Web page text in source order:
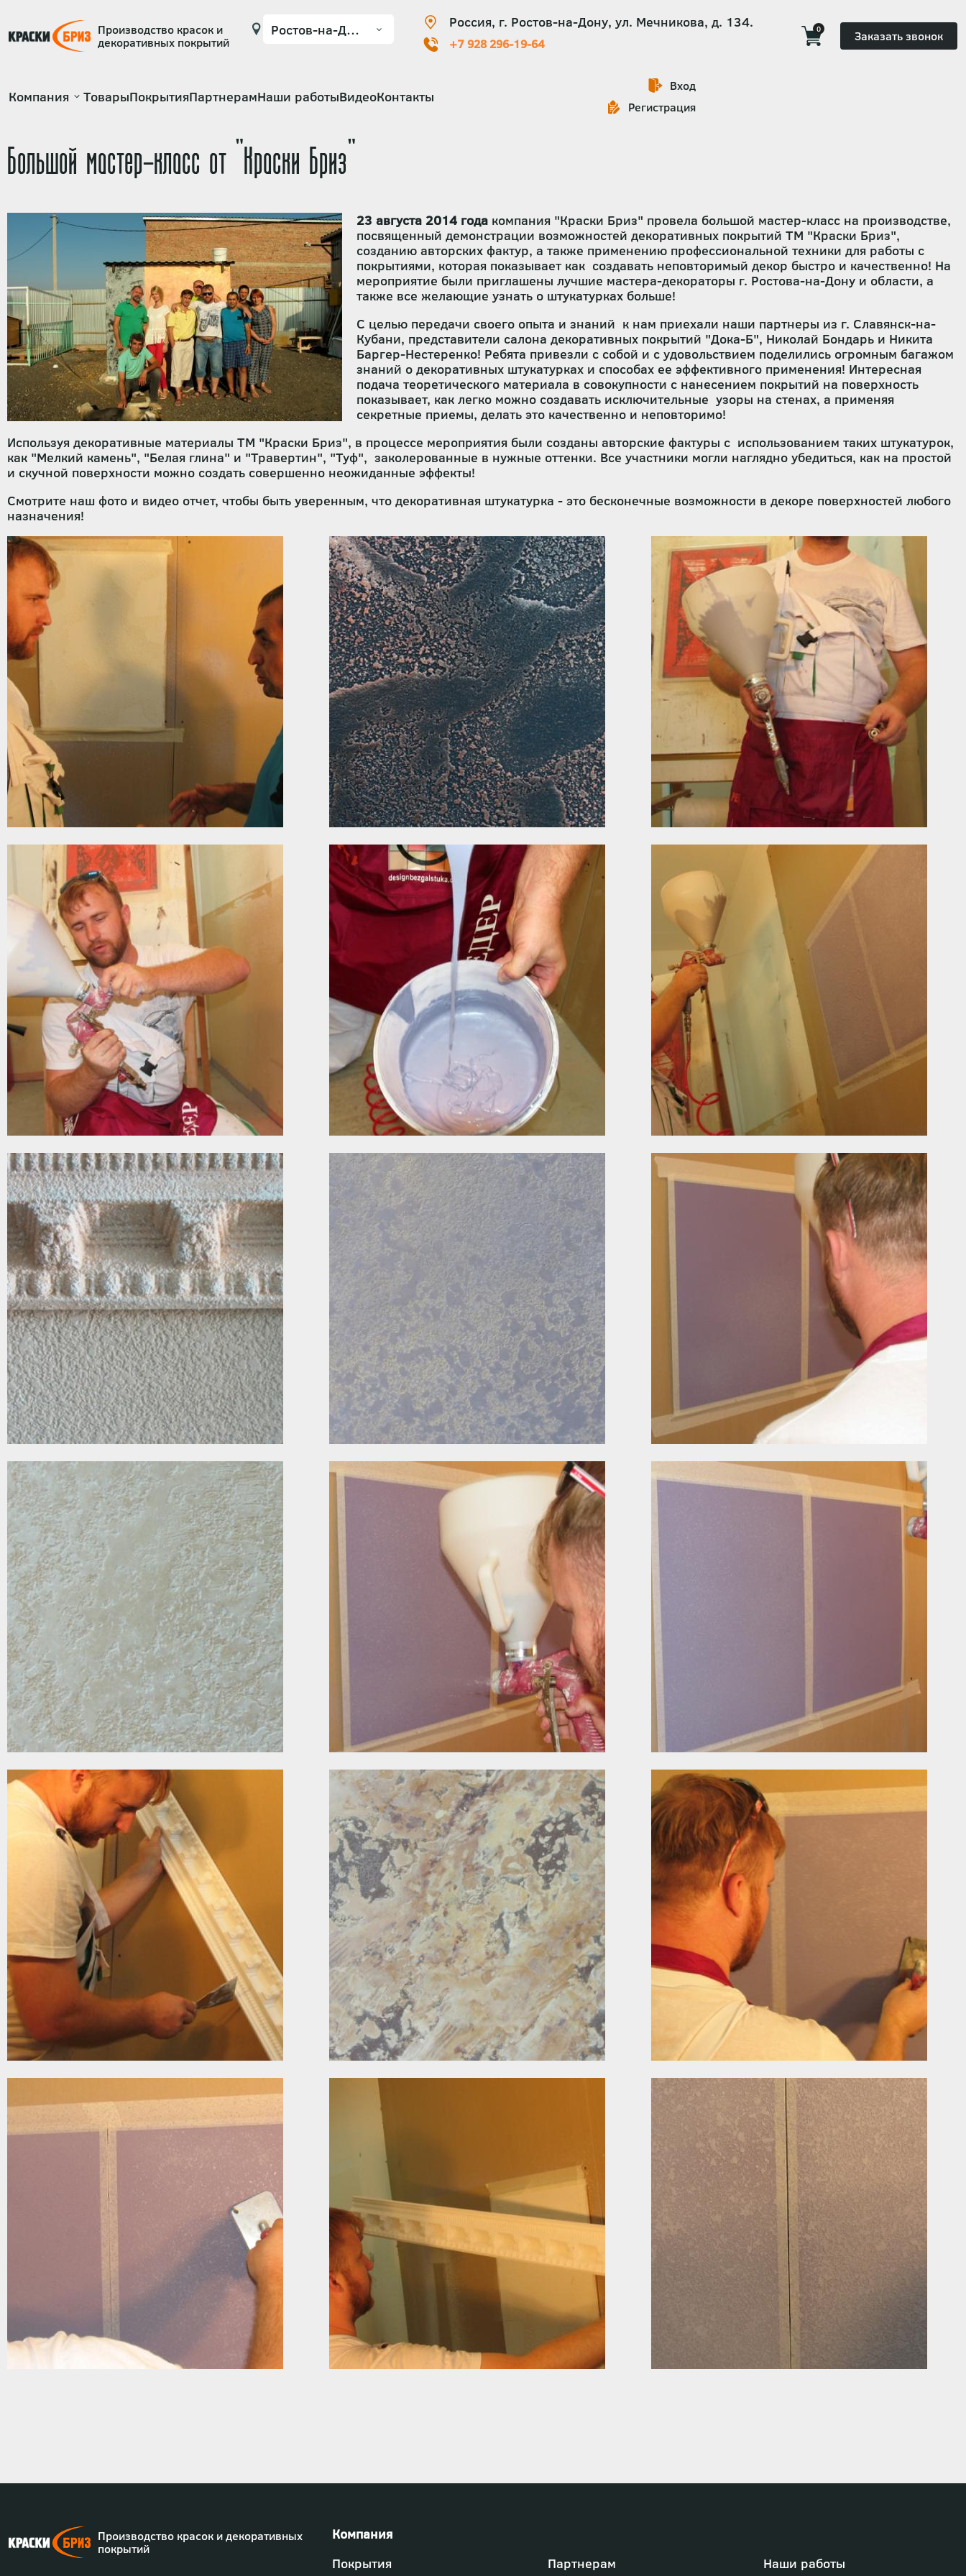
Производство красок и
декоративных покрытий
Россия, г. Ростов-на-Дону, ул. Мечникова, д. 134.
+7 928 296-19-64
0 Заказать звонок
Основная
Компания ТоварыПокрытияПартнерамНаши работыВидеоКонтакты
Вход
Регистрация
Большой мастер-класс от "Краски Бриз"
23 августа 2014 года компания "Краски Бриз" провела большой мастер-класс на производстве,
посвященный демонстрации возможностей декоративных покрытий ТМ "Краски Бриз",
созданию авторских фактур, а также применению профессиональной техники для работы с
покрытиями, которая показывает как создавать неповторимый декор быстро и качественно! На
мероприятие были приглашены лучшие мастера-декораторы г. Ростова-на-Дону и области, а
также все желающие узнать о штукатурках больше!
С целью передачи своего опыта и знаний к нам приехали наши партнеры из г. Славянск-на-
Кубани, представители салона декоративных покрытий "Дока-Б", Николай Бондарь и Никита
Баргер-Нестеренко! Ребята привезли с собой и с удовольствием поделились огромным багажом
знаний о декоративных штукатурках и способах ее эффективного применения! Интересная
подача теоретического материала в совокупности с нанесением покрытий на поверхность
показывает, как легко можно создавать исключительные узоры на стенах, а применяя
секретные приемы, делать это качественно и неповторимо!
Используя декоративные материалы ТМ "Краски Бриз", в процессе мероприятия были созданы авторские фактуры с использованием таких штукатурок,
как "Мелкий камень", "Белая глина" и "Травертин", "Туф", заколерованные в нужные оттенки. Все участники могли наглядно убедиться, как на простой
и скучной поверхности можно создать совершенно неожиданные эффекты!
Смотрите наш фото и видео отчет, чтобы быть уверенным, что декоративная штукатурка - это бесконечные возможности в декоре поверхностей любого
назначения!
Производство красок и декоративных
покрытий
Футер
Покрытия Партнерам Наши работы